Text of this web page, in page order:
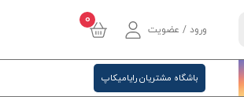
ورود / عضویت
0
باشگاه مشتریان رایامیکاپ